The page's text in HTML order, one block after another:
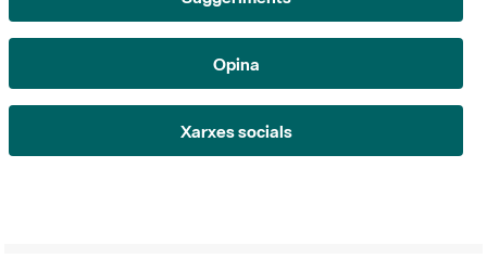
Opina
Xarxes socials